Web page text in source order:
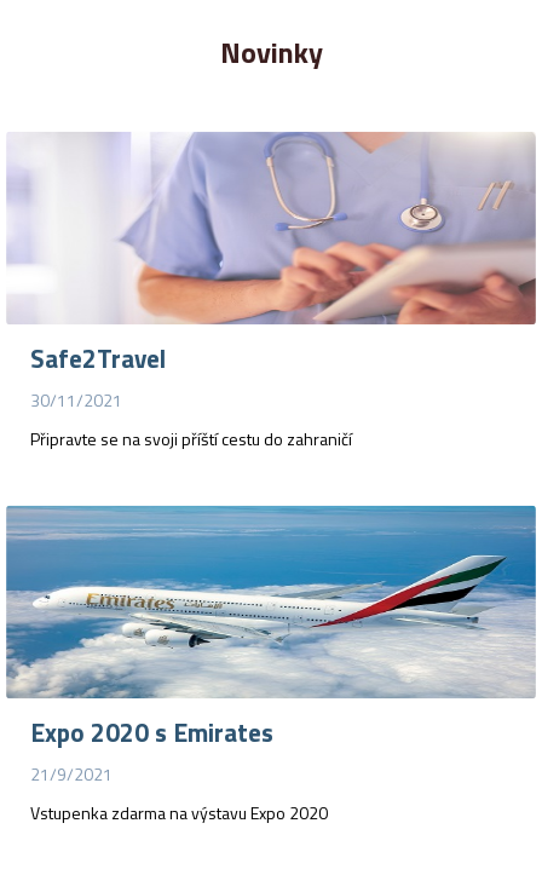
Novinky
Safe2Travel
30/11/2021
Připravte se na svoji příští cestu do zahraničí
Expo 2020 s Emirates
21/9/2021
Vstupenka zdarma na výstavu Expo 2020